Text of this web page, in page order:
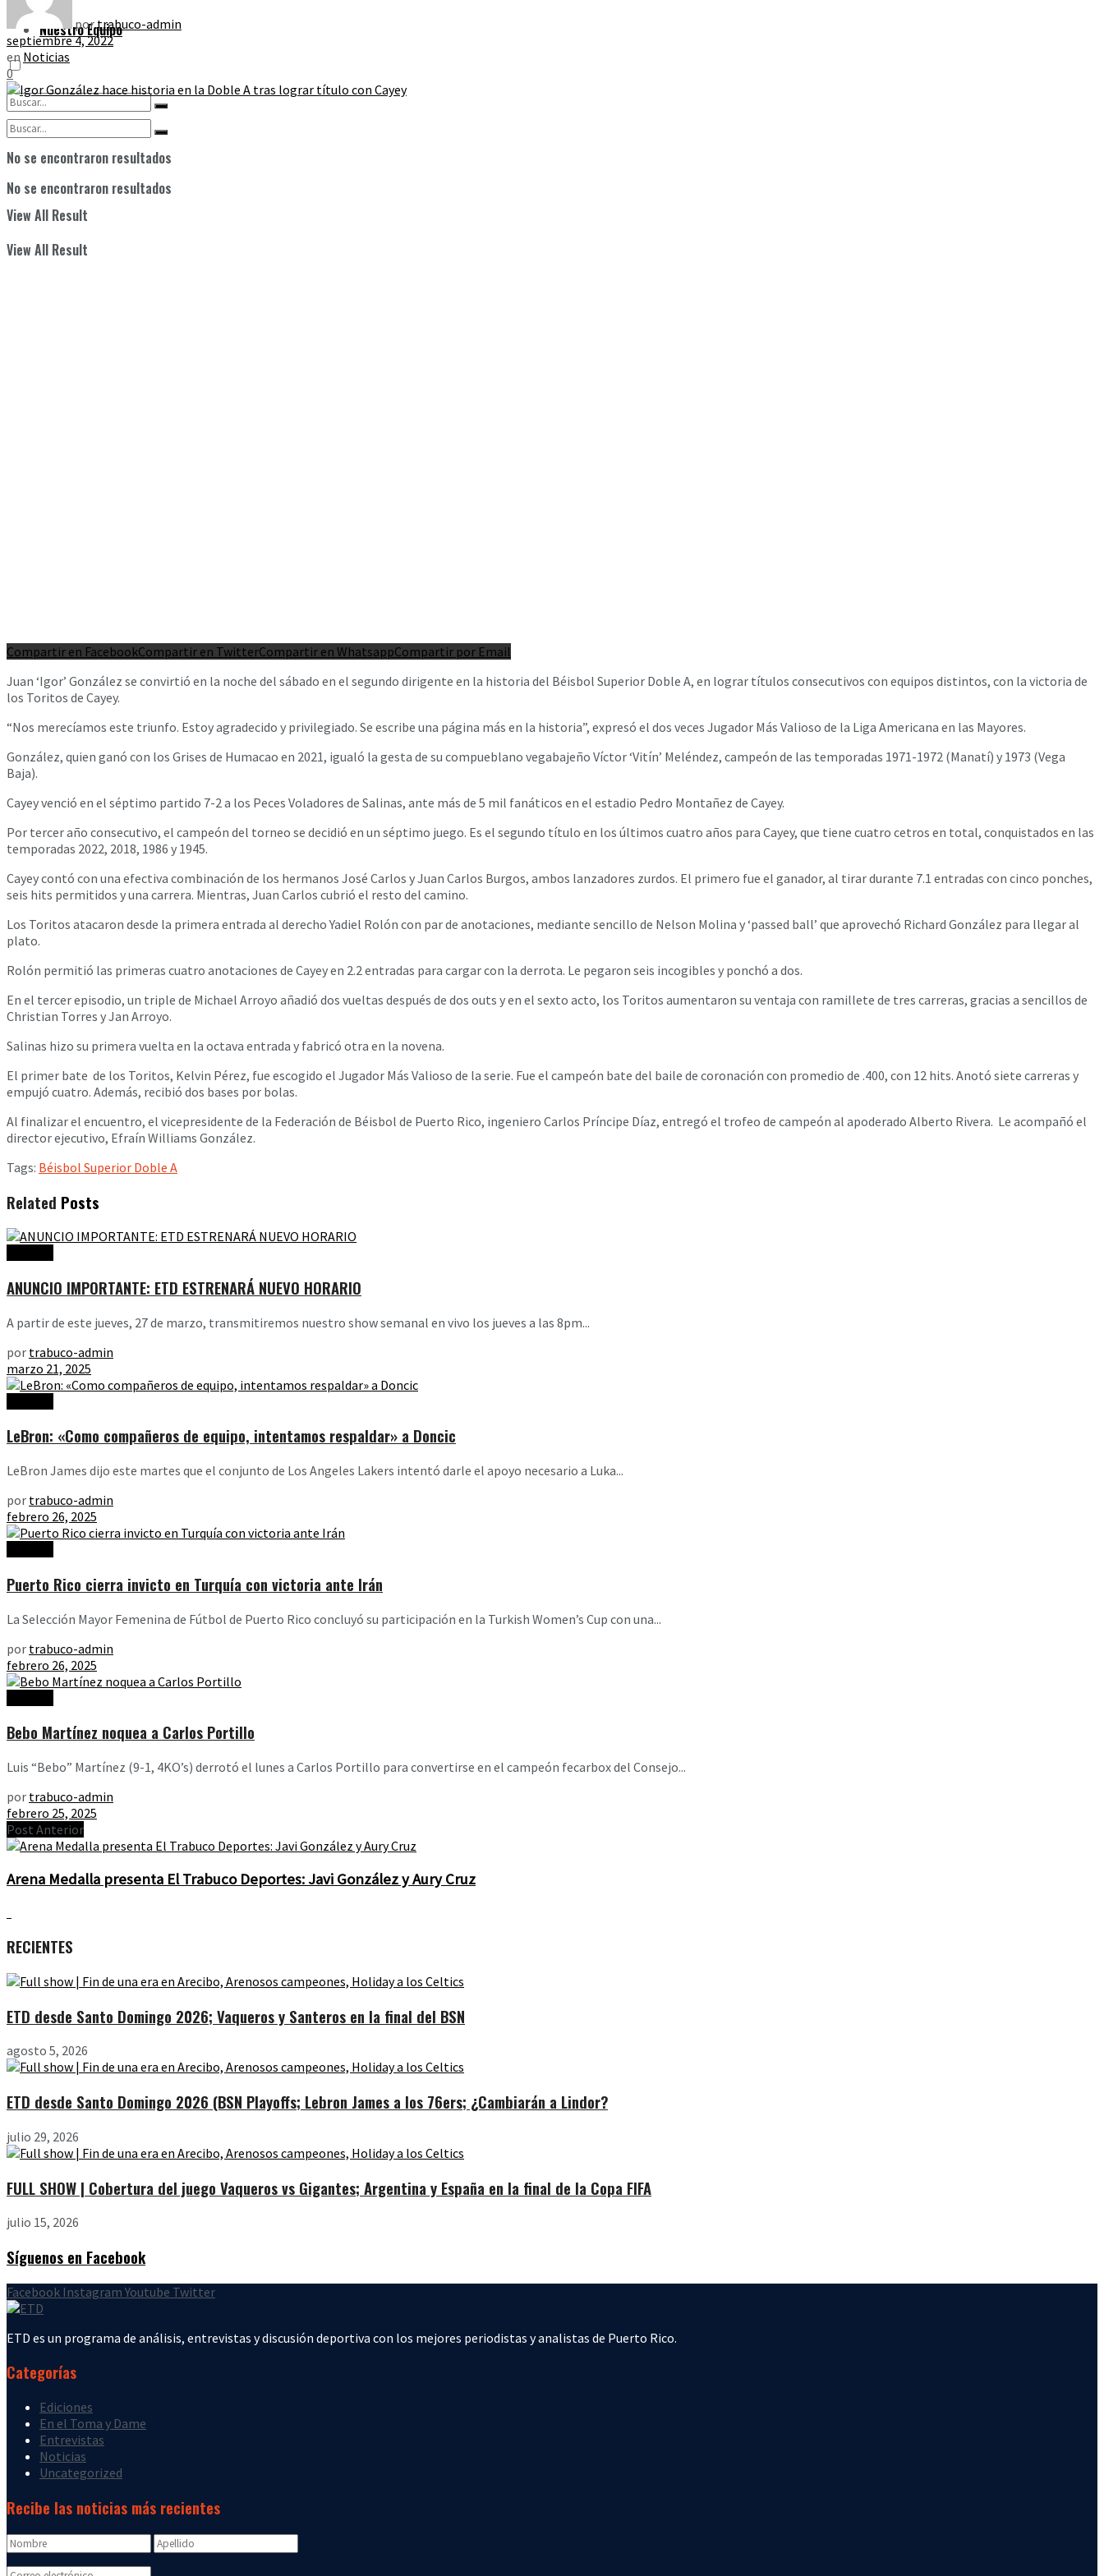
No se encontraron resultados
View All Result
Nuestro Equipo
No se encontraron resultados
View All Result
portrabuco-admin
septiembre 4, 2022
en Noticias
0
Compartir en FacebookCompartir en TwitterCompartir en WhatsappCompartir por Email
Juan ‘Igor’ González se convirtió en la noche del sábado en el segundo dirigente en la historia del Béisbol Superior Doble A, en lograr títulos consecutivos con equipos distintos, con la victoria de
los Toritos de Cayey.
“Nos merecíamos este triunfo. Estoy agradecido y privilegiado. Se escribe una página más en la historia”, expresó el dos veces Jugador Más Valioso de la Liga Americana en las Mayores.
González, quien ganó con los Grises de Humacao en 2021, igualó la gesta de su compueblano vegabajeño Víctor ‘Vitín’ Meléndez, campeón de las temporadas 1971-1972 (Manatí) y 1973 (Vega
Baja).
Cayey venció en el séptimo partido 7-2 a los Peces Voladores de Salinas, ante más de 5 mil fanáticos en el estadio Pedro Montañez de Cayey.
Por tercer año consecutivo, el campeón del torneo se decidió en un séptimo juego. Es el segundo título en los últimos cuatro años para Cayey, que tiene cuatro cetros en total, conquistados en las
temporadas 2022, 2018, 1986 y 1945.
Cayey contó con una efectiva combinación de los hermanos José Carlos y Juan Carlos Burgos, ambos lanzadores zurdos. El primero fue el ganador, al tirar durante 7.1 entradas con cinco ponches,
seis hits permitidos y una carrera. Mientras, Juan Carlos cubrió el resto del camino.
Los Toritos atacaron desde la primera entrada al derecho Yadiel Rolón con par de anotaciones, mediante sencillo de Nelson Molina y ‘passed ball’ que aprovechó Richard González para llegar al
plato.
Rolón permitió las primeras cuatro anotaciones de Cayey en 2.2 entradas para cargar con la derrota. Le pegaron seis incogibles y ponchó a dos.
En el tercer episodio, un triple de Michael Arroyo añadió dos vueltas después de dos outs y en el sexto acto, los Toritos aumentaron su ventaja con ramillete de tres carreras, gracias a sencillos de
Christian Torres y Jan Arroyo.
Salinas hizo su primera vuelta en la octava entrada y fabricó otra en la novena.
El primer bate de los Toritos, Kelvin Pérez, fue escogido el Jugador Más Valioso de la serie. Fue el campeón bate del baile de coronación con promedio de .400, con 12 hits. Anotó siete carreras y
empujó cuatro. Además, recibió dos bases por bolas.
Al finalizar el encuentro, el vicepresidente de la Federación de Béisbol de Puerto Rico, ingeniero Carlos Príncipe Díaz, entregó el trofeo de campeón al apoderado Alberto Rivera. Le acompañó el
director ejecutivo, Efraín Williams González.
Tags: Béisbol Superior Doble A
Related Posts
ANUNCIO IMPORTANTE: ETD ESTRENARÁ NUEVO HORARIO
A partir de este jueves, 27 de marzo, transmitiremos nuestro show semanal en vivo los jueves a las 8pm...
por trabuco-admin
marzo 21, 2025
LeBron: «Como compañeros de equipo, intentamos respaldar» a Doncic
LeBron James dijo este martes que el conjunto de Los Angeles Lakers intentó darle el apoyo necesario a Luka...
por trabuco-admin
febrero 26, 2025
Puerto Rico cierra invicto en Turquía con victoria ante Irán
La Selección Mayor Femenina de Fútbol de Puerto Rico concluyó su participación en la Turkish Women’s Cup con una...
por trabuco-admin
febrero 26, 2025
Bebo Martínez noquea a Carlos Portillo
Luis “Bebo” Martínez (9-1, 4KO’s) derrotó el lunes a Carlos Portillo para convertirse en el campeón fecarbox del Consejo...
por trabuco-admin
febrero 25, 2025
Post Anterior
Arena Medalla presenta El Trabuco Deportes: Javi González y Aury Cruz
RECIENTES
ETD desde Santo Domingo 2026; Vaqueros y Santeros en la final del BSN
agosto 5, 2026
ETD desde Santo Domingo 2026 (BSN Playoffs; Lebron James a los 76ers; ¿Cambiarán a Lindor?
julio 29, 2026
FULL SHOW | Cobertura del juego Vaqueros vs Gigantes; Argentina y España en la final de la Copa FIFA
julio 15, 2026
Síguenos en Facebook
Facebook Instagram Youtube Twitter
ETD es un programa de análisis, entrevistas y discusión deportiva con los mejores periodistas y analistas de Puerto Rico.
Categorías
Ediciones
En el Toma y Dame
Entrevistas
Noticias
Uncategorized
Recibe las noticias más recientes